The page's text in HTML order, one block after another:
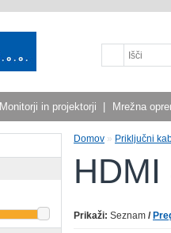
Monitorji in projektorji Mrežna
Domov » Priključni
HDMI
Prikaži: Seznam /